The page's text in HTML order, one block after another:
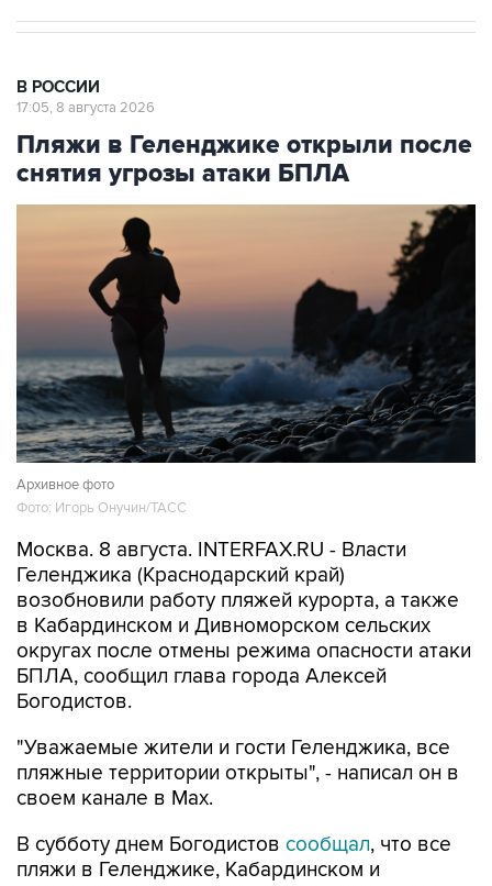
В РОССИИ
17:05, 8 августа 2026
Пляжи в Геленджике открыли после
снятия угрозы атаки БПЛА
Архивное фото
Фото: Игорь Онучин/ТАСС
Москва. 8 августа. INTERFAX.RU - Власти
Геленджика (Краснодарский край)
возобновили работу пляжей курорта, а также
в Кабардинском и Дивноморском сельских
округах после отмены режима опасности атаки
БПЛА, сообщил глава города Алексей
Богодистов.
"Уважаемые жители и гости Геленджика, все
пляжные территории открыты", - написал он в
своем канале в Max.
В субботу днем Богодистов сообщал, что все
пляжи в Геленджике, Кабардинском и